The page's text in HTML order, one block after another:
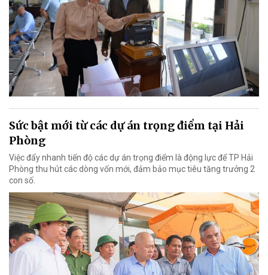
Sức bật mới từ các dự án trọng điểm tại Hải
Phòng
Việc đẩy nhanh tiến độ các dự án trọng điểm là động lực để TP Hải
Phòng thu hút các dòng vốn mới, đảm bảo mục tiêu tăng trưởng 2
con số.